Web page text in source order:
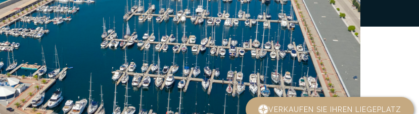
VERKAUFEN SIE IHREN LIEGEPLATZ